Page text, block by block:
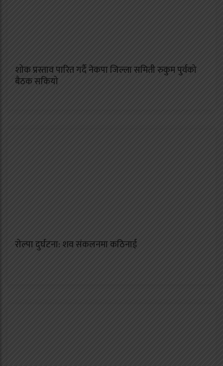
शोक प्रस्ताव पारित गर्दै नेकपा जिल्ला समिती रुकुम पुर्वको
बैठक सकियो
रोल्पा दुर्घटना: शव संकलनमा कठिनाई